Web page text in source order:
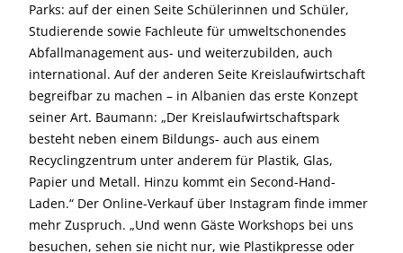
Parks: auf der einen Seite Schülerinnen und Schüler,
Studierende sowie Fachleute für umweltschonendes
Abfallmanagement aus- und weiterzubilden, auch
international. Auf der anderen Seite Kreislaufwirtschaft
begreifbar zu machen – in Albanien das erste Konzept
seiner Art. Baumann: „Der Kreislaufwirtschaftspark
besteht neben einem Bildungs- auch aus einem
Recyclingzentrum unter anderem für Plastik, Glas,
Papier und Metall. Hinzu kommt ein Second-Hand-
Laden.“ Der Online-Verkauf über Instagram finde immer
mehr Zuspruch. „Und wenn Gäste Workshops bei uns
besuchen, sehen sie nicht nur, wie Plastikpresse oder